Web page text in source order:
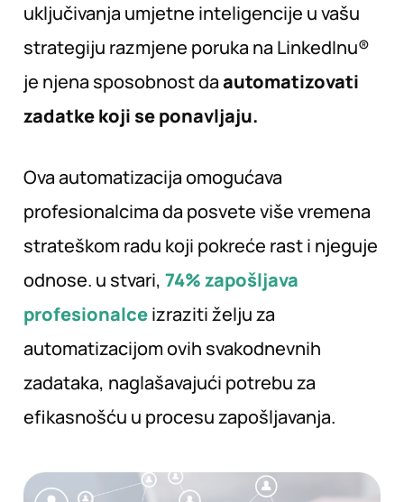
uključivanja umjetne inteligencije u vašu
strategiju razmjene poruka na LinkedInu®
je njena sposobnost daautomatizovati
zadatke koji se ponavljaju.
Ova automatizacija omogućava
profesionalcima da posvete više vremena
strateškom radu koji pokreće rast i njeguje
odnose. u stvari, 74% zapošljava
profesionalceizraziti želju za
automatizacijom ovih svakodnevnih
zadataka, naglašavajući potrebu za
efikasnošću u procesu zapošljavanja.